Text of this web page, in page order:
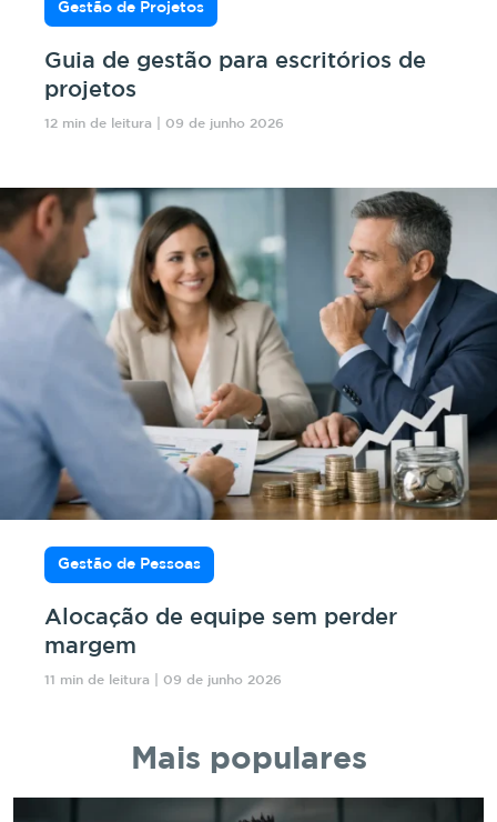
Gestão de Projetos
Guia de gestão para escritórios de
projetos
12 min de leitura | 09 de junho 2026
Gestão de Pessoas
Alocação de equipe sem perder
margem
11 min de leitura | 09 de junho 2026
Mais populares